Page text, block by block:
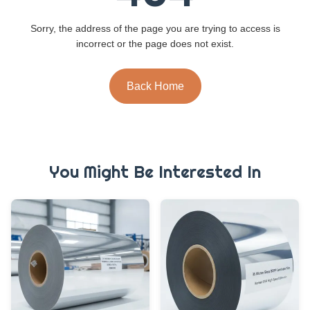
Sorry, the address of the page you are trying to access is
incorrect or the page does not exist.
Back Home
You Might Be Interested In